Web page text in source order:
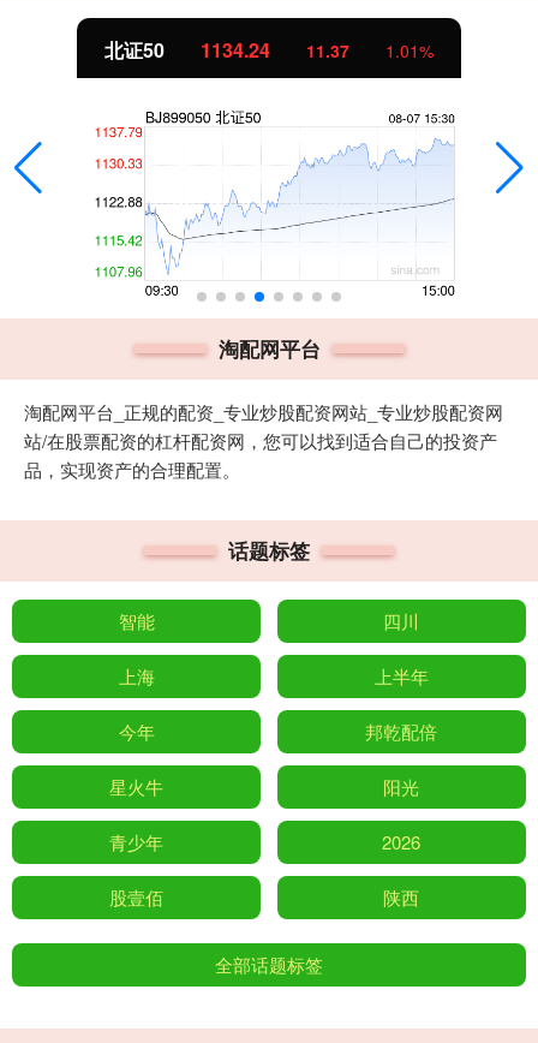
北证50 1134.24 11.37 1.01%
淘配网平台
淘配网平台_正规的配资_专业炒股配资网站_专业炒股配资网
站/在股票配资的杠杆配资网，您可以找到适合自己的投资产
品，实现资产的合理配置。
话题标签
智能 四川
上海 上半年
今年 邦乾配倍
星火牛 阳光
青少年 2026
股壹佰 陕西
全部话题标签